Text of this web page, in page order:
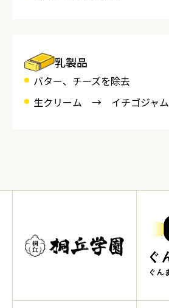
乳製品
バター、チーズを除去
生クリーム → イチゴジャム